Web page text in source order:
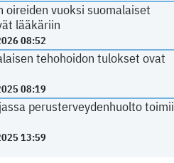
oireiden vuoksi suomalaiset
lääkäriin
08:52
tehohoidon tulokset ovat
08:19
perusterveydenhuolto toimii
13:59